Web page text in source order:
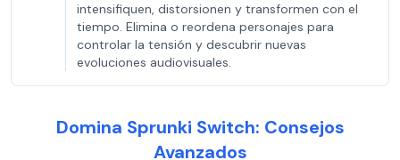
intensifiquen, distorsionen y transformen con el
tiempo. Elimina o reordena personajes para
controlar la tensión y descubrir nuevas
evoluciones audiovisuales.
Domina Sprunki Switch: Consejos
Avanzados